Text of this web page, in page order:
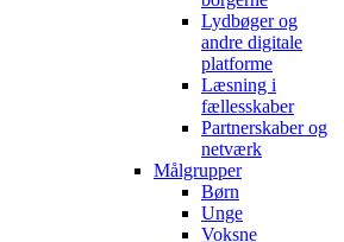
Lydbøger og
andre digitale
platforme
Læsning i
fællesskaber
Partnerskaber og
netværk
Målgrupper
Børn
Unge
Voksne